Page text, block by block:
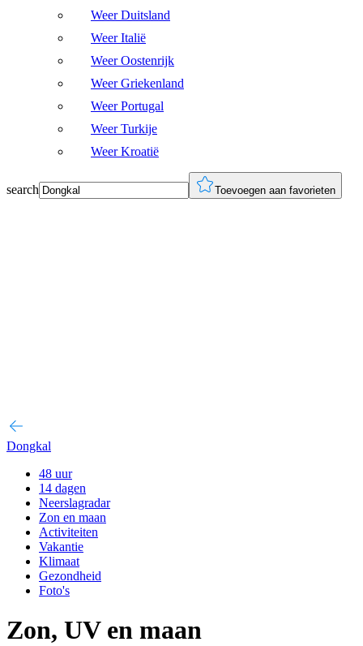
Weer Duitsland
Weer Italië
Weer Oostenrijk
Weer Griekenland
Weer Portugal
Weer Turkije
Weer Kroatië
search Toevoegen aan favorieten
Dongkal
48 uur
14 dagen
Neerslagradar
Zon en maan
Activiteiten
Vakantie
Klimaat
Gezondheid
Foto's
Zon, UV en maan